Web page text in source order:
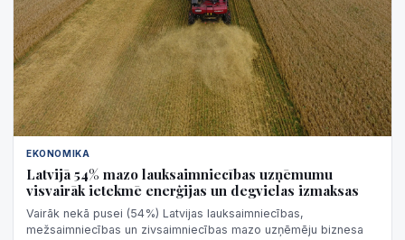
EKONOMIKA
Latvijā 54% mazo lauksaimniecības uzņēmumu
visvairāk ietekmē enerģijas un degvielas izmaksas
Vairāk nekā pusei (54%) Latvijas lauksaimniecības,
mežsaimniecības un zivsaimniecības mazo uzņēmēju biznesa